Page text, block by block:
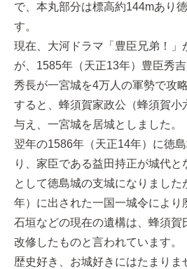
で、本丸部分は標高約144mあり
す。
現在、大河ドラマ「豊臣兄弟！」
が、1585年（天正13年）豊臣秀
秀長が一宮城を4万人の軍勢で攻
すると、蜂須賀家政公（蜂須賀小
与え、一宮城を居城としました。
翌年の1586年（天正14年）に徳
り、家臣である益田持正が城代と
として徳島城の支城になりまし
年）に出された一国一城令により
石垣などの現在の遺構は、蜂須賀
改修したものと言われています。
歴史好き、お城好きにはたまりま